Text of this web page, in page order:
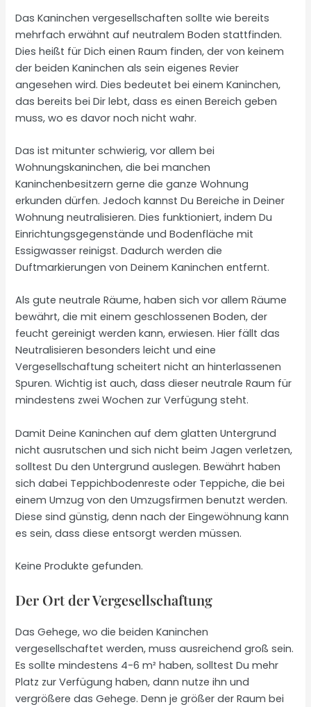
Das Kaninchen vergesellschaften sollte wie bereits
mehrfach erwähnt auf neutralem Boden stattfinden.
Dies heißt für Dich einen Raum finden, der von keinem
der beiden Kaninchen als sein eigenes Revier
angesehen wird. Dies bedeutet bei einem Kaninchen,
das bereits bei Dir lebt, dass es einen Bereich geben
muss, wo es davor noch nicht wahr.
Das ist mitunter schwierig, vor allem bei
Wohnungskaninchen, die bei manchen
Kaninchenbesitzern gerne die ganze Wohnung
erkunden dürfen. Jedoch kannst Du Bereiche in Deiner
Wohnung neutralisieren. Dies funktioniert, indem Du
Einrichtungsgegenstände und Bodenfläche mit
Essigwasser reinigst. Dadurch werden die
Duftmarkierungen von Deinem Kaninchen entfernt.
Als gute neutrale Räume, haben sich vor allem Räume
bewährt, die mit einem geschlossenen Boden, der
feucht gereinigt werden kann, erwiesen. Hier fällt das
Neutralisieren besonders leicht und eine
Vergesellschaftung scheitert nicht an hinterlassenen
Spuren. Wichtig ist auch, dass dieser neutrale Raum für
mindestens zwei Wochen zur Verfügung steht.
Damit Deine Kaninchen auf dem glatten Untergrund
nicht ausrutschen und sich nicht beim Jagen verletzen,
solltest Du den Untergrund auslegen. Bewährt haben
sich dabei Teppichbodenreste oder Teppiche, die bei
einem Umzug von den Umzugsfirmen benutzt werden.
Diese sind günstig, denn nach der Eingewöhnung kann
es sein, dass diese entsorgt werden müssen.
Keine Produkte gefunden.
Der Ort der Vergesellschaftung
Das Gehege, wo die beiden Kaninchen
vergesellschaftet werden, muss ausreichend groß sein.
Es sollte mindestens 4-6 m² haben, solltest Du mehr
Platz zur Verfügung haben, dann nutze ihn und
vergrößere das Gehege. Denn je größer der Raum bei